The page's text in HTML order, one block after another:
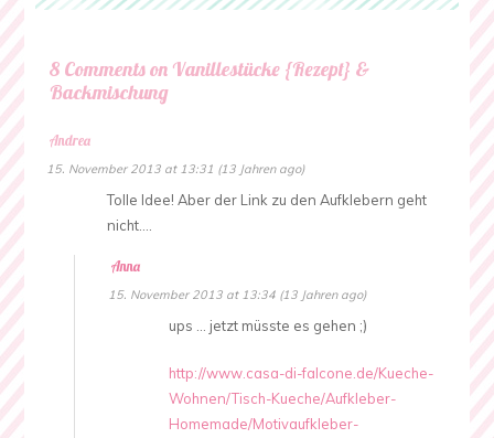
8 Comments on Vanillestücke {Rezept} &
Backmischung
Andrea
15. November 2013 at 13:31 (13 Jahren ago)
Tolle Idee! Aber der Link zu den Aufklebern geht
nicht….
Anna
15. November 2013 at 13:34 (13 Jahren ago)
ups … jetzt müsste es gehen ;)
http://www.casa-di-falcone.de/Kueche-
Wohnen/Tisch-Kueche/Aufkleber-
Homemade/Motivaufkleber-